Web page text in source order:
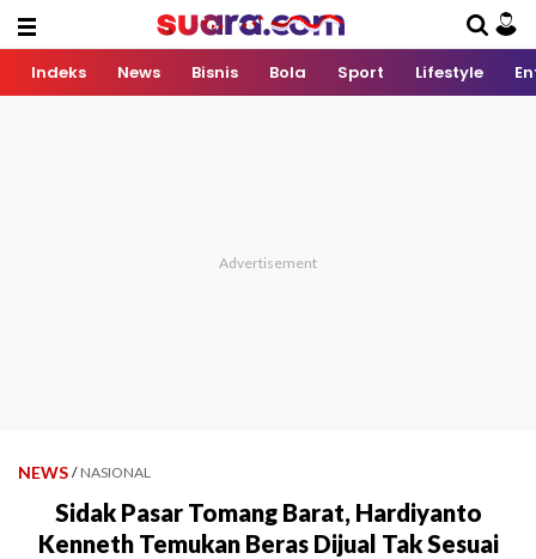
Indeks News Bisnis Bola Sport Lifestyle
NEWS / NASIONAL
Sidak Pasar Tomang Barat, Hardiyanto
Kenneth Temukan Beras Dijual Tak Sesuai